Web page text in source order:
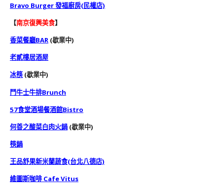
Bravo Burger 發福廚房(民權店)
【南京復興美食】
香菜餐廳BAR (歇業中)
老貳樓居酒屋
冰筷 (歇業中)
鬥牛士牛排Brunch
57食堂酒場餐酒館Bistro
何善之酸菜白肉火鍋 (歇業中)
筷鍋
王品舒果新米蘭蔬食(台北八德店)
維圖斯咖啡 Cafe Vitus